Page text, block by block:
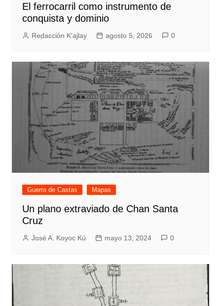
El ferrocarril como instrumento de
conquista y dominio
Redacción K'ajlay agosto 5, 2026 0
Guerra de Castas Mapas
Un plano extraviado de Chan Santa
Cruz
José A. Koyoc Kú mayo 13, 2024 0